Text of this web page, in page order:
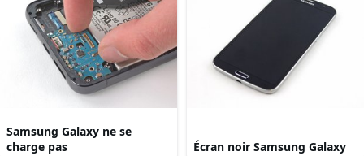
Samsung Galaxy ne se
charge pas
Écran noir Samsung Galaxy